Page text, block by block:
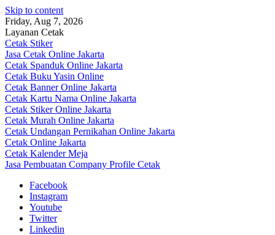
Skip to content
Friday, Aug 7, 2026
Layanan Cetak
Cetak Stiker
Jasa Cetak Online Jakarta
Cetak Spanduk Online Jakarta
Cetak Buku Yasin Online
Cetak Banner Online Jakarta
Cetak Kartu Nama Online Jakarta
Cetak Stiker Online Jakarta
Cetak Murah Online Jakarta
Cetak Undangan Pernikahan Online Jakarta
Cetak Online Jakarta
Cetak Kalender Meja
Jasa Pembuatan Company Profile Cetak
Facebook
Instagram
Youtube
Twitter
Linkedin